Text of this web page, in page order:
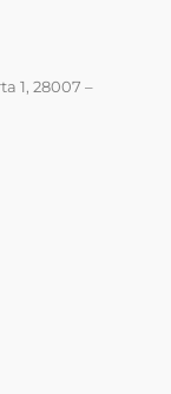
1, 28007 –